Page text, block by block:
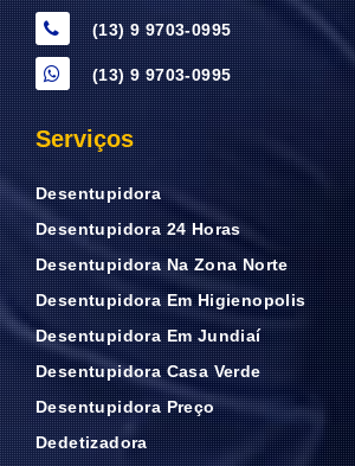
(13) 9 9703-0995
(13) 9 9703-0995
Serviços
Desentupidora
Desentupidora 24 Horas
Desentupidora Na Zona Norte
Desentupidora Em Higienopolis
Desentupidora Em Jundiaí
Desentupidora Casa Verde
Desentupidora Preço
Dedetizadora